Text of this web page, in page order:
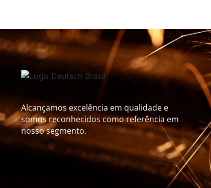
Alcançamos excelência em qualidade e
somos reconhecidos como referência em
nosso segmento.